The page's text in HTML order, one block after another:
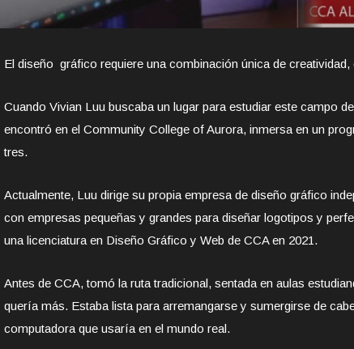
El diseño gráfico requiere una combinación única de
Cuando Vivian Luu buscaba un lugar para estudiar este campo
encontró en el Community College of Aurora, inmersa en un
tres.
Actualmente, Luu dirige su propia empresa de diseño gráfico
con empresas pequeñas y grandes para diseñar logotipos y
una licenciatura en Diseño Gráfico y Web de CCA en 2021.
Antes de CCA, tomó la ruta tradicional, sentada en aulas
quería más. Estaba lista para arremangarse y sumergirse de
computadora que usaría en el mundo real.